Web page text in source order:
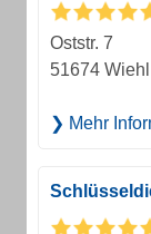
Oststr. 7
51674 Wiehl
Mehr